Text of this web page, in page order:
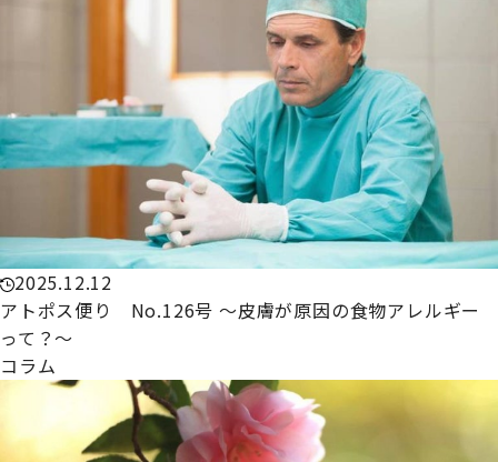
2025.12.12
アトポス便り No.126号 ～皮膚が原因の食物アレルギー
って？～
コラム